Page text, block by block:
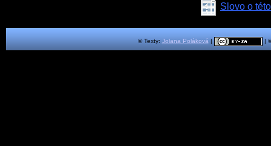
Slovo o
© Texty: Jolana Poláková | |